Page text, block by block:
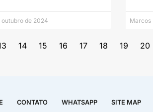
outubro de 2024 Marcos
14 15 16 17 18 19 20
CONTATO WHATSAPP SITE MAP